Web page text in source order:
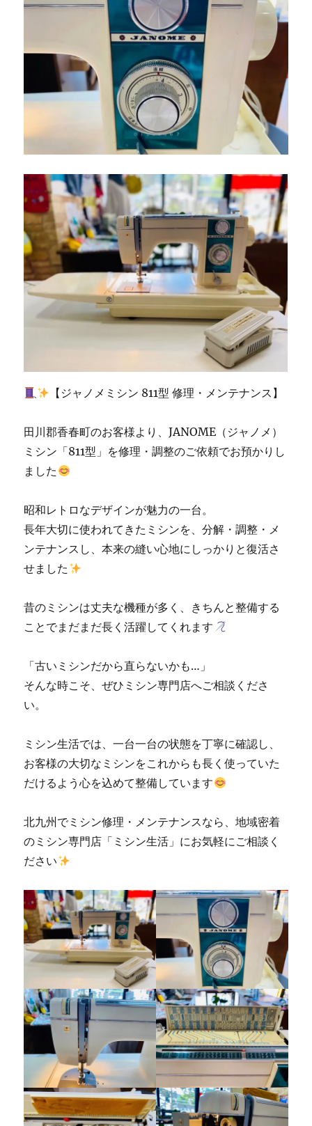
ミ
シ
ン
を
下
し
ま
た
北
九
市
小
倉
南
区
の
北
州
市
の
専
門
「ミ
生
活」
に
【ジャノメミシン 811型 修理・メンテナンス】
田川郡香春町のお客様より、JANOME（ジャノメ）
ミシン「811型」を修理・調整のご依頼でお預かりし
ました
昭和レトロなデザインが魅力の一台。
長年大切に使われてきたミシンを、分解・調整・メ
ンテナンスし、本来の縫い心地にしっかりと復活さ
せました
昔のミシンは丈夫な機種が多く、きちんと整備する
ことでまだまだ長く活躍してくれます
「古いミシンだから直らないかも…」
そんな時こそ、ぜひミシン専門店へご相談くださ
い。
ミシン生活では、一台一台の状態を丁寧に確認し、
お客様の大切なミシンをこれからも長く使っていた
だけるよう心を込めて整備しています
北九州でミシン修理・メンテナンスなら、地域密着
のミシン専門店「ミシン生活」にお気軽にご相談く
ださい